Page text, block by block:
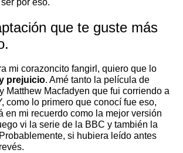
por eso.
que te guste más
mi corazoncito fangirl, quiero que lo
prejuicio. Amé tanto la película de
Matthew Macfadyen que fui corriendo a
como lo primero que conocí fue eso,
en mi recuerdo como la mejor versión
vi la serie de la BBC y también la
si hubiera leído antes